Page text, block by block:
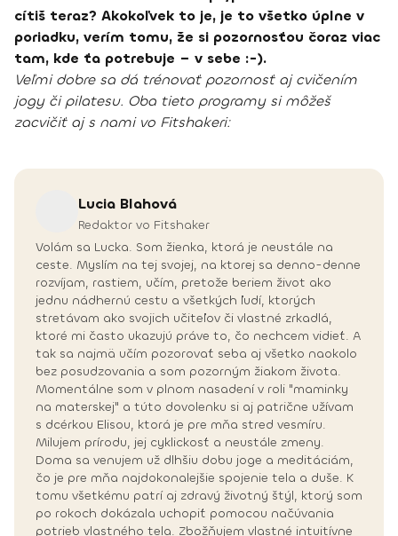
cítiš teraz? Akokoľvek to je, je to všetko úplne v
poriadku, verím tomu, že si pozornosťou čoraz viac
tam, kde ťa potrebuje – v sebe :-).
Veľmi dobre sa dá trénovať pozornosťaj cvičením
jogy či pilatesu. Oba tieto programy si môžeš
zacvičiť aj s nami vo Fitshakeri:
Lucia Blahová
Redaktor vo Fitshaker
Volám sa Lucka. Som žienka, ktorá je neustále na
ceste. Myslím na tej svojej, na ktorej sa denno-denne
rozvíjam, rastiem, učím, pretože beriem život ako
jednu nádhernú cestu a všetkých ľudí, ktorých
stretávam ako svojich učiteľov či vlastné zrkadlá,
ktoré mi často ukazujú práve to, čo nechcem vidieť. A
tak sa najmä učím pozorovať seba aj všetko naokolo
bez posudzovania a som pozorným žiakom života.
Momentálne som v plnom nasadení v roli "maminky
na materskej" a túto dovolenku si aj patrične užívam
s dcérkou Elisou, ktorá je pre mňa stred vesmíru.
Milujem prírodu, jej cyklickosť a neustále zmeny.
Doma sa venujem už dlhšiu dobu joge a meditáciám,
čo je pre mňa najdokonalejšie spojenie tela a duše. K
tomu všetkému patrí aj zdravý životný štýl, ktorý som
po rokoch dokázala uchopiť pomocou načúvania
potrieb vlastného tela. Zbožňujem vlastné intuitívne